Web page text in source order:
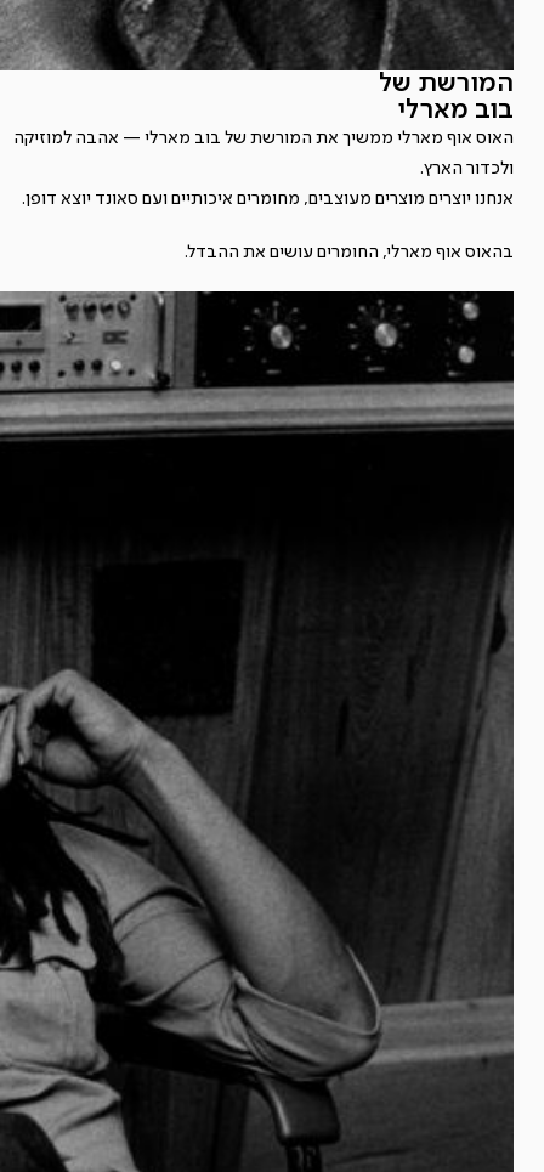
המורשת של
בוב מארלי
האוס אוף מארלי ממשיך את המורשת של בוב מארלי — אהבה למוזיקה
ולכדור הארץ.
אנחנו יוצרים מוצרים מעוצבים, מחומרים איכותיים ועם סאונד יוצא דופן.
בהאוס אוף מארלי, החומרים עושים את ההבדל.